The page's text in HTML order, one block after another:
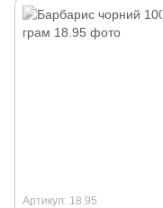
Артикул: 18.95